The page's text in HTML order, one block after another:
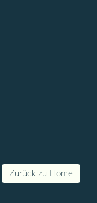
Zurück zu Home